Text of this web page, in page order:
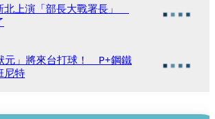
北上演「部長大戰署長」
元」將來台打球！ P+鋼鐵
尼特